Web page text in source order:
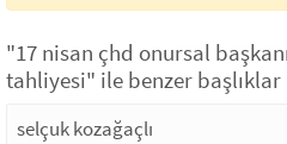
"17 nisan çhd onursal
tahliyesi" ile benzer başlıklar
selçuk kozağaçlı